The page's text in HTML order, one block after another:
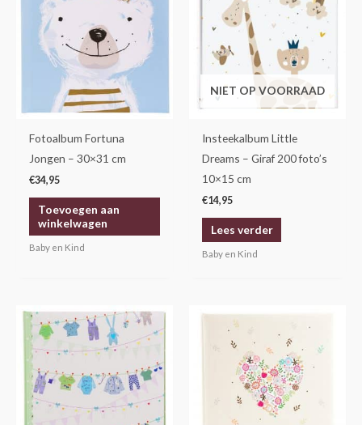
Fotoalbum Fortuna
Jongen – 30×31 cm
€34,95
Toevoegen aan
winkelwagen
Baby en Kind
NIET OP VOORRAAD
Insteekalbum Little
Dreams – Giraf 200 foto’s
10×15 cm
€14,95
Lees verder
Baby en Kind